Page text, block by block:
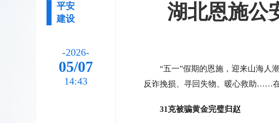
平安
建设
-2026-
05/07
14:43
湖北恩施公
“五一”假期的恩施，迎来山海人潮
反诈挽损、寻回失物、暖心救助……
31克被骗黄金完璧归赵